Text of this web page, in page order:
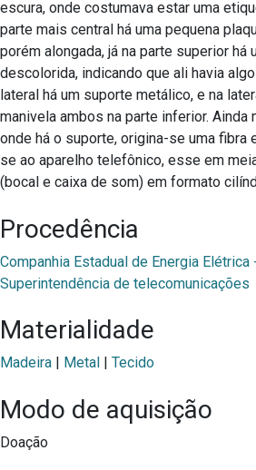
escura, onde costumava estar uma
parte mais central há uma pequena
porém alongada, já na parte superior há
descolorida, indicando que ali havia
lateral há um suporte metálico, e na
manivela ambos na parte inferior. Ainda
onde há o suporte, origina-se uma fibra
se ao aparelho telefônico, esse em
(bocal e caixa de som) em formato
Procedência
Companhia Estadual de Energia Elétrica
Superintendência de telecomunicações
Materialidade
Madeira Metal Tecido
Modo de aquisição
Doação